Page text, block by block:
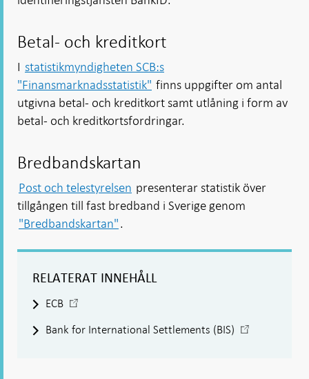
Betal- och kreditkort
I statistikmyndigheten SCB:s
"Finansmarknadsstatistik" finns uppgifter om antal
utgivna betal- och kreditkort samt utlåning i form av
betal- och kreditkortsfordringar.
Bredbandskartan
Post och telestyrelsen presenterar statistik över
tillgången till fast bredband i Sverige genom
"Bredbandskartan".
RELATERAT INNEHÅLL
ECB
i
Bank for International Settlements (BIS)